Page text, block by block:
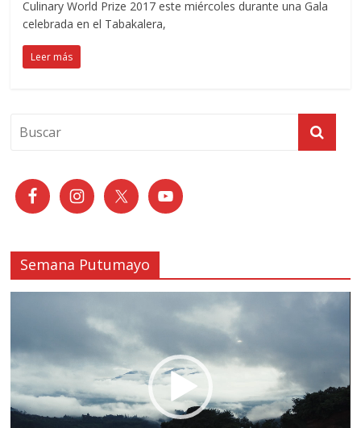
Culinary World Prize 2017 este miércoles durante una Gala
celebrada en el Tabakalera,
Leer más
Semana Putumayo